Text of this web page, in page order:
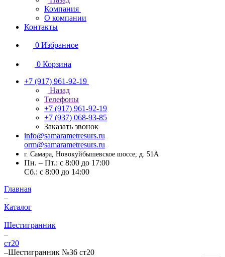
Компания
О компании
Контакты
0 Избранное
0 Корзина
+7 (917) 961-92-19
Назад
Телефоны
+7 (917) 961-92-19
+7 (937) 068-93-85
Заказать звонок
info@samarametresurs.ru
orm@samarametresurs.ru
г. Самара, Новокуйбышевское шоссе, д. 51А
Пн. – Пт.: с 8:00 до 17:00
Cб.: с 8:00 до 14:00
Главная
–
Каталог
–
Шестигранник
–
ст20
–Шестигранник №36 ст20